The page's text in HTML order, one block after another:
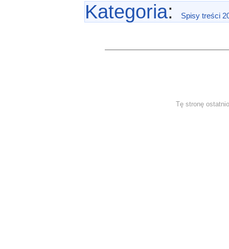
Kategoria: Spisy treści
Tę stronę